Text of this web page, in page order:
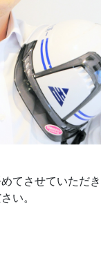
てさせていただき
い。